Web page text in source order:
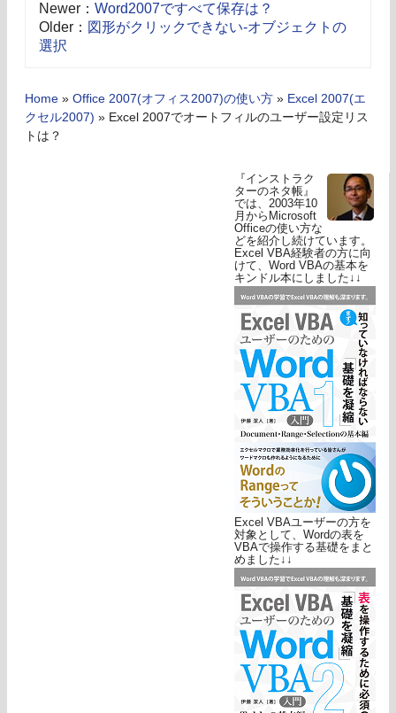
Newer： Word2007ですべて保存は？
Older： 図形がクリックできない-オブジェクトの
選択
Home » Office 2007(オフィス2007)の使い方 » Excel 2007(エ
クセル2007) » Excel 2007でオートフィルのユーザー設定リス
トは？
『インストラク
ターのネタ帳』
では、2003年10
月からMicrosoft
Officeの使い方な
どを紹介し続けています。
Excel VBA経験者の方に向
けて、Word VBAの基本を
キンドル本にしました↓↓
Excel VBAユーザーの方を
対象として、Wordの表を
VBAで操作する基礎をまと
めました↓↓